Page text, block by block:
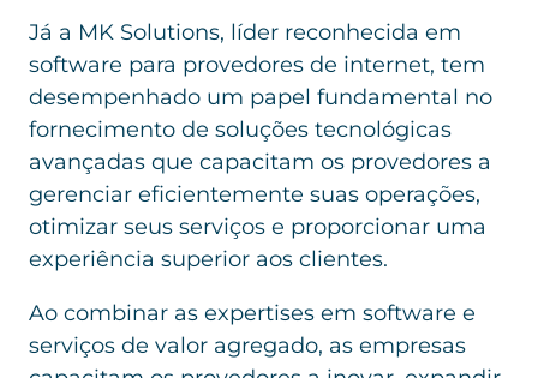
Já a MK Solutions, líder reconhecida em
software para provedores de internet, tem
desempenhado um papel fundamental no
fornecimento de soluções tecnológicas
avançadas que capacitam os provedores a
gerenciar eficientemente suas operações,
otimizar seus serviços e proporcionar uma
experiência superior aos clientes.
Ao combinar as expertises em software e
serviços de valor agregado, as empresas